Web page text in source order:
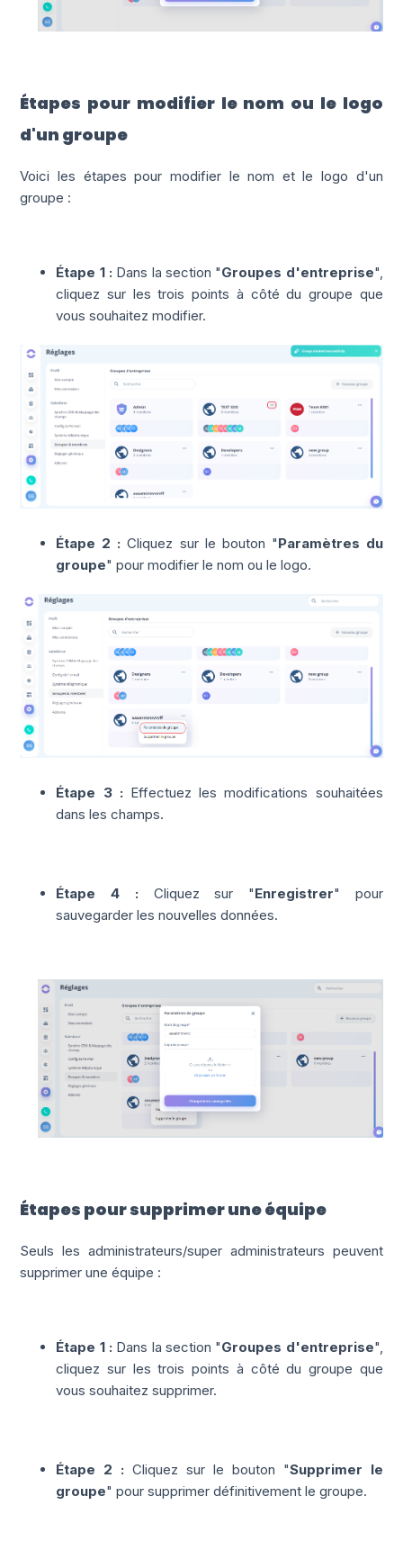
Étapes pour modifier le nom ou le logo
d'un groupe
Voici les étapes pour modifier le nom et le logo d'un
groupe :
Étape 1 : Dans la section "Groupes d'entreprise",
cliquez sur les trois points à côté du groupe que
vous souhaitez modifier.
Étape 2 : Cliquez sur le bouton "Paramètres du
groupe" pour modifier le nom ou le logo.
Étape 3 : Effectuez les modifications souhaitées
dans les champs.
Étape 4 : Cliquez sur "Enregistrer" pour
sauvegarder les nouvelles données.
Étapes pour supprimer une équipe
Seuls les administrateurs/super administrateurs peuvent
supprimer une équipe :
Étape 1 : Dans la section "Groupes d'entreprise",
cliquez sur les trois points à côté du groupe que
vous souhaitez supprimer.
Étape 2 : Cliquez sur le bouton "Supprimer le
groupe" pour supprimer définitivement le groupe.